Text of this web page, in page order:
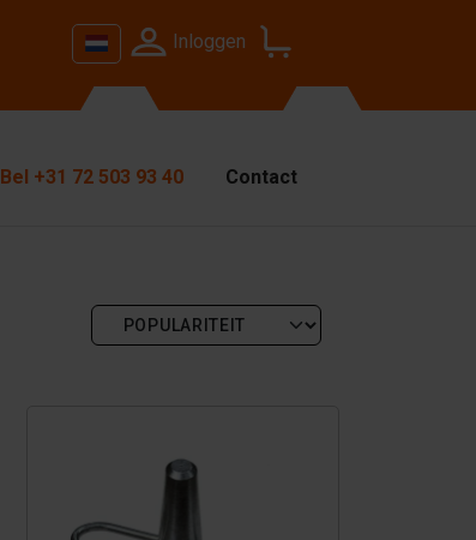
Inloggen
Bel +31 72 503 93 40 Contact